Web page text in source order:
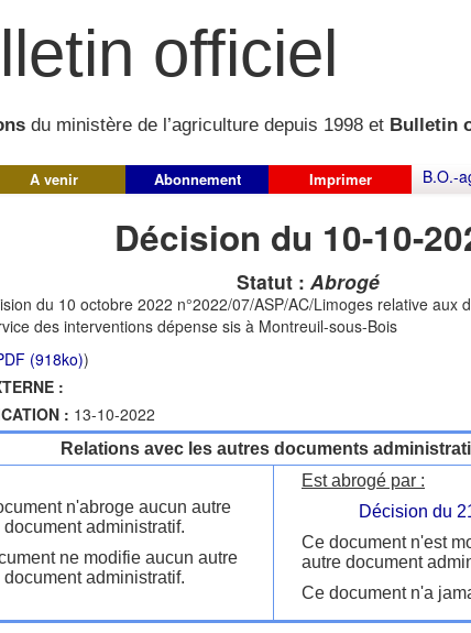
officiel
du ministère de l’agriculture depuis 1998 et Bulletin
A venir Abonnement Imprimer B.O.-
Décision du 10-10-
Statut : Abrogé
du 10 octobre 2022 n°2022/07/ASP/AC/Limoges relative aux
des interventions dépense sis à Montreuil-sous-Bois
(918ko))
:
: 13-10-2022
Relations avec les autres documents
n'abroge aucun autre
document administratif.
ne modifie aucun autre
document administratif.
Est abrogé par :
Décision du
Ce document n'est
autre document
Ce document n'a